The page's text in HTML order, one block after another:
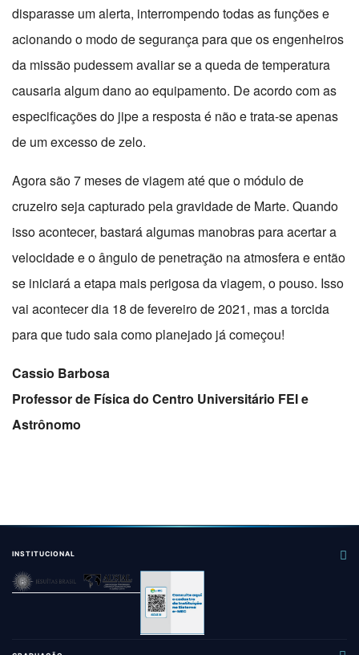
disparasse um alerta, interrompendo todas as funções e
acionando o modo de segurança para que os engenheiros
da missão pudessem avaliar se a queda de temperatura
causaria algum dano ao equipamento. De acordo com as
especificações do jipe a resposta é não e trata-se apenas
de um excesso de zelo.
Agora são 7 meses de viagem até que o módulo de
cruzeiro seja capturado pela gravidade de Marte. Quando
isso acontecer, bastará algumas manobras para acertar a
velocidade e o ângulo de penetração na atmosfera e então
se iniciará a etapa mais perigosa da viagem, o pouso. Isso
vai acontecer dia 18 de fevereiro de 2021, mas a torcida
para que tudo saia como planejado já começou!
Cassio Barbosa
Professor de Física do Centro Universitário FEI e
Astrônomo
INSTITUCIONAL